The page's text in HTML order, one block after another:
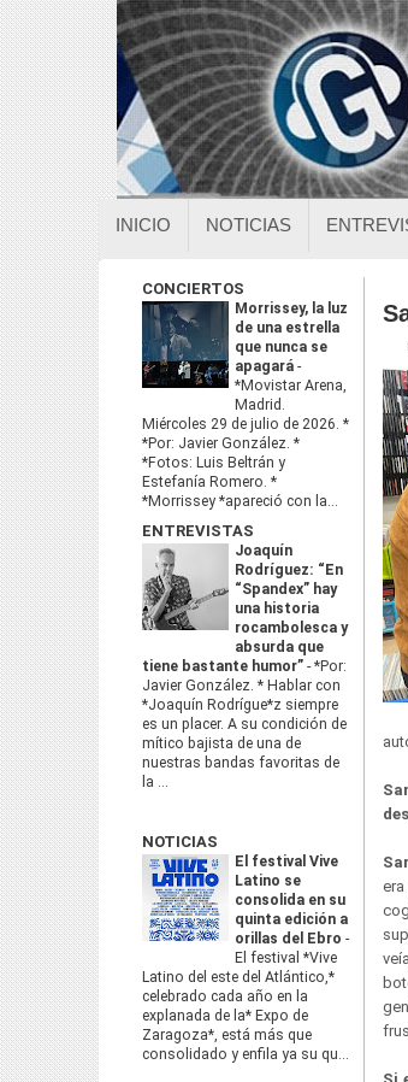
INICIO NOTICIAS
CONCIERTOS
Morrissey, la luz
de una estrella
que nunca se
apagará -
*Movistar Arena,
Madrid.
Miércoles 29 de julio de 2026. *
*Por: Javier González. *
*Fotos: Luis Beltrán y
Estefanía Romero. *
*Morrissey *apareció con la...
ENTREVISTAS
Joaquín
Rodríguez: “En
“Spandex” hay
una historia
rocambolesca y
absurda que
tiene bastante humor” -*Por:
Javier González. * Hablar con
*Joaquín Rodrígue*z siempre
es un placer. A su condición de
mítico bajista de una de
nuestras bandas favoritas de
la ...
NOTICIAS
El festival Vive
Latino se
consolida en su
quinta edición a
orillas del Ebro -
El festival *Vive
Latino del este del Atlántico,*
celebrado cada año en la
explanada de la* Expo de
Zaragoza*, está más que
consolidado y enfila ya su qu...